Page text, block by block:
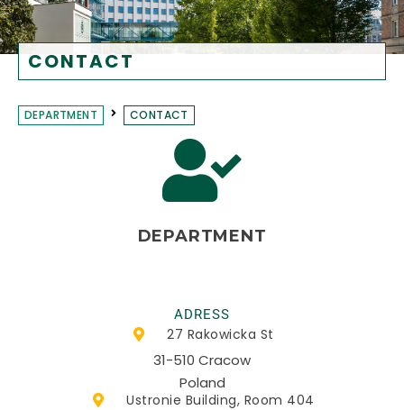
CONTACT
DEPARTMENT CONTACT
DEPARTMENT
ADRESS
27 Rakowicka St
31-510 Cracow
Poland
Ustronie Building, Room 404